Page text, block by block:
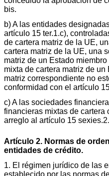
bis.
b) A las entidades
artículo 15 ter.1.c),
de cartera matriz de la UE,
cartera matriz de la UE, una
matriz de un Estado
mixta de cartera matriz de
matriz correspondiente no
conformidad con el artículo
c) A las sociedades
financieras mixtas de cartera
arreglo al artículo 15
Artículo 2. Normas de
entidades de crédito.
1. El régimen jurídico de las
establecido por las normas